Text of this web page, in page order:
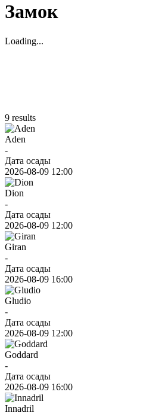
Замок
Loading...
9 results
Aden
-
Дата осады
2026-08-09 12:00
Dion
-
Дата осады
2026-08-09 12:00
Giran
-
Дата осады
2026-08-09 16:00
Gludio
-
Дата осады
2026-08-09 12:00
Goddard
-
Дата осады
2026-08-09 16:00
Innadril